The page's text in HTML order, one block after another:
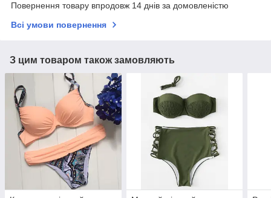
Повернення товару впродовж 14 днів за домовленістю
Всі умови повернення
З цим товаром також замовляють